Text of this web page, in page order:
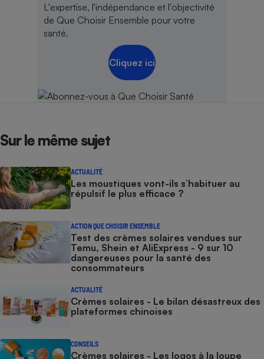
L'expertise, l'indépendance et l'objectivité
de Que Choisir Ensemble pour votre
santé.
Cliquez ici
Sur le même sujet
ACTUALITÉ
Les moustiques vont-ils s’habituer au
répulsif le plus efficace ?
ACTION QUE CHOISIR ENSEMBLE
Test des crèmes solaires vendues sur
Temu, Shein et AliExpress - 9 sur 10
dangereuses pour la santé des
consommateurs
ACTUALITÉ
Crèmes solaires - Le bilan désastreux des
plateformes chinoises
CONSEILS
Crèmes solaires - Les logos à la loupe